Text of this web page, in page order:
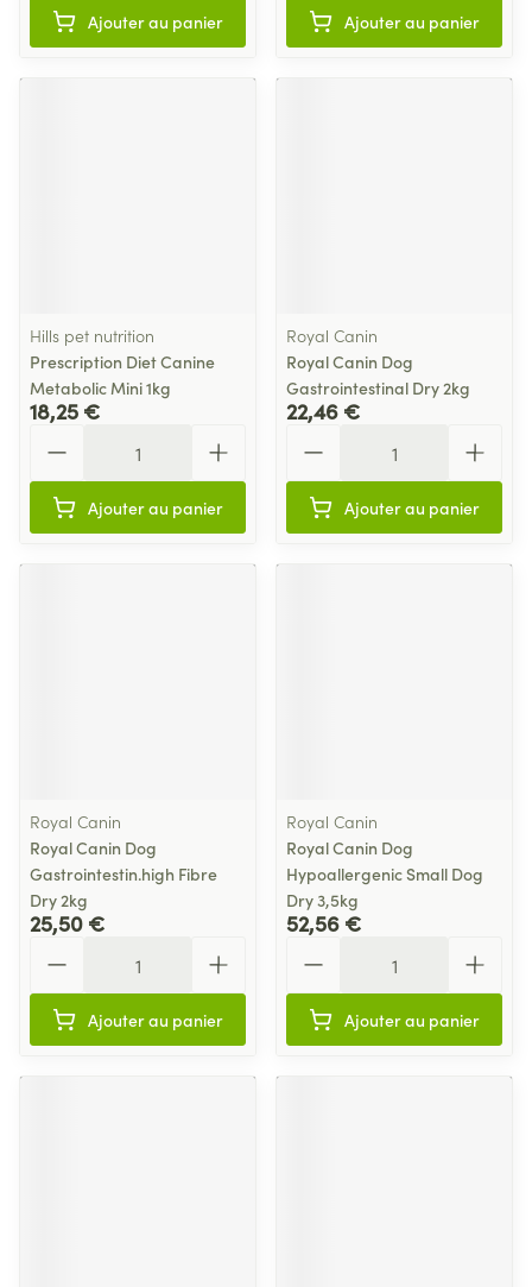
Ajouter au panier Ajouter au panier
Hills pet nutrition
Prescription Diet Canine
Metabolic Mini 1kg
18,25 €
Ajouter au panier
Royal Canin
Royal Canin Dog
Gastrointestinal Dry 2kg
22,46 €
Ajouter au panier
Royal Canin
Royal Canin Dog
Gastrointestin.high Fibre
Dry 2kg
25,50 €
Ajouter au panier
Royal Canin
Royal Canin Dog
Hypoallergenic Small Dog
Dry 3,5kg
52,56 €
Ajouter au panier